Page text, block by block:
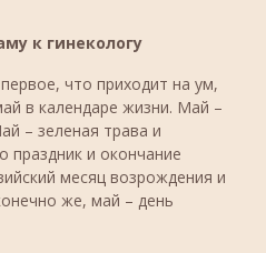
к гинекологу
что приходит на ум,
в календаре жизни. Май –
– зеленая трава и
праздник и окончание
месяц возрождения и
же, май – день